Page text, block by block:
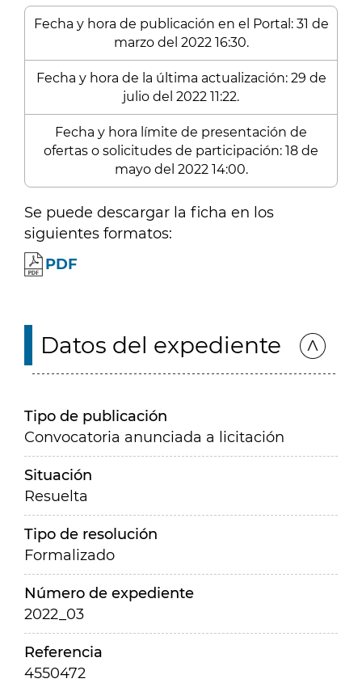
Fecha y hora de publicación en el Portal: 31 de
marzo del 2022 16:30.
Fecha y hora de la última actualización: 29 de
julio del 2022 11:22.
Fecha y hora límite de presentación de
ofertas o solicitudes de participación: 18 de
mayo del 2022 14:00.
Se puede descargar la ficha en los
siguientes formatos:
PDF
Datos del expediente
Tipo de publicación
Convocatoria anunciada a licitación
Situación
Resuelta
Tipo de resolución
Formalizado
Número de expediente
2022_03
Referencia
4550472